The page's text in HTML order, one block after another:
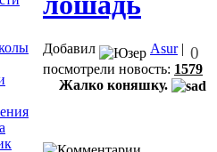
0
Добавил Asur|
посмотрели новость: 1579
Жалко коняшку.